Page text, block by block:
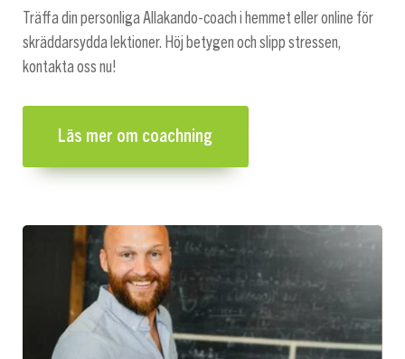
Träffa din personliga Allakando-coach i hemmet eller online för
skräddarsydda lektioner. Höj betygen och slipp stressen,
kontakta oss nu!
Läs mer om coachning